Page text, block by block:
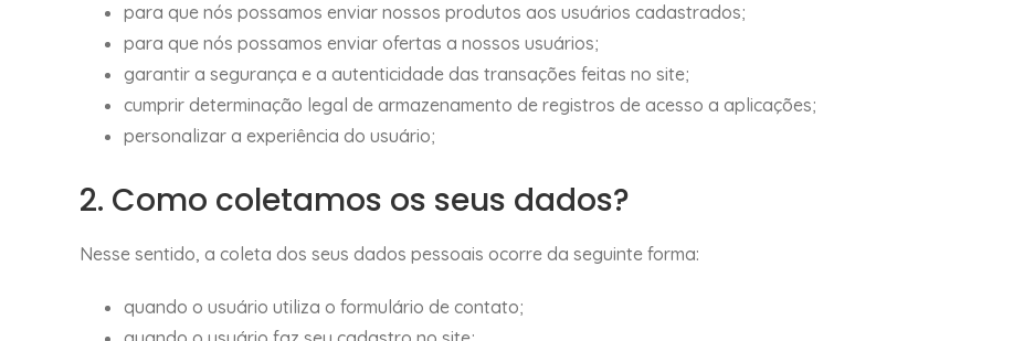
para que nós possamos enviar nossos produtos aos usuários cadastrados;
para que nós possamos enviar ofertas a nossos usuários;
garantir a segurança e a autenticidade das transações feitas no site;
cumprir determinação legal de armazenamento de registros de acesso a aplicações;
personalizar a experiência do usuário;
2. Como coletamos os seus dados?
Nesse sentido, a coleta dos seus dados pessoais ocorre da seguinte forma:
quando o usuário utiliza o formulário de contato;